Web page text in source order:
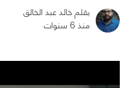
بقلم خالد عبد الخالق
منذ 6 سنوات